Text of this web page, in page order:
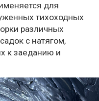
для
тихоходных
различных
с натягом,
к заеданию и